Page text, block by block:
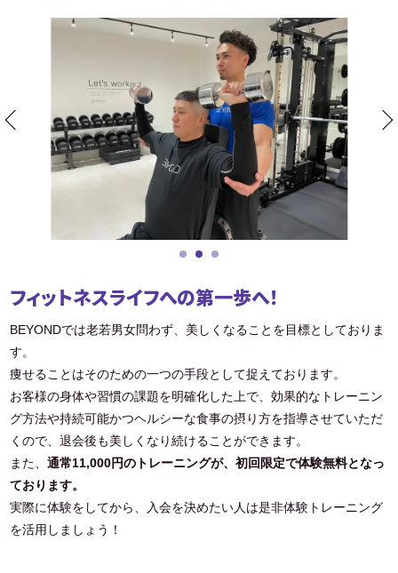
フィットネスライフへの第一歩へ！
BEYONDでは老若男女問わず、美しくなることを目標としておりま
す。
痩せることはそのための一つの手段として捉えております。
お客様の身体や習慣の課題を明確化した上で、効果的なトレーニン
グ方法や持続可能かつヘルシーな食事の摂り方を指導させていただ
くので、退会後も美しくなり続けることができます。
また、通常11,000円のトレーニングが、初回限定で体験無料となっ
ております。
実際に体験をしてから、入会を決めたい人は是非体験トレーニング
を活用しましょう！